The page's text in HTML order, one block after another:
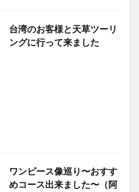
台湾のお客様と天草ツーリ
ングに行って来ました
ワンピース像巡り〜おすす
めコース出来ました〜（阿
検索